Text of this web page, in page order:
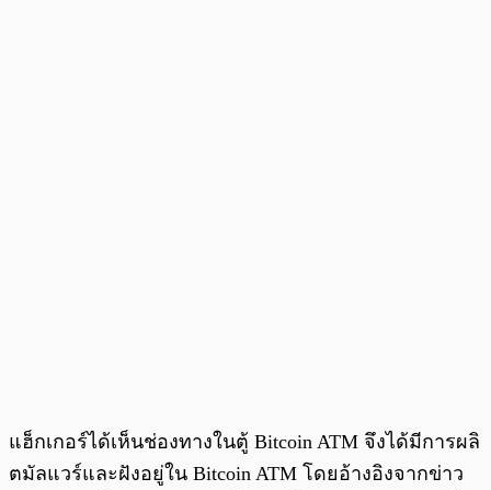
แฮ็กเกอร์ได้เห็นช่องทางในตู้ Bitcoin ATM จึงได้มีการผลิ
ตมัลแวร์และฝังอยู่ใน Bitcoin ATM โดยอ้างอิงจากข่าว